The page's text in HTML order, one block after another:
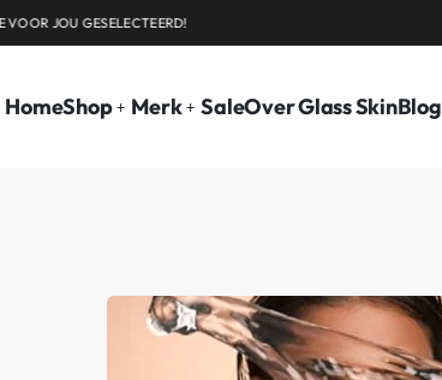
HomeShop Merk SaleOver Glass SkinBlog